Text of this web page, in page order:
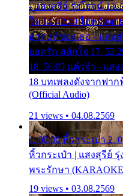
- แสงสุรีย์ รุ่งโรจน์
ใจ 14. 42:49 ไอ้หวังต
ธาตุแท้ของเธอ - แสง
ยอดรัก สลักใจ 17.
18. 56:05 แต๋วจ๋า - แส
18 บทเพลงดังจากฟา
(Official Audio)
21 views • 04.08.2569
1. 00:00 หิ้วกระเป๋า 2.
หิ้วกระเป๋า | แสงสุรีย์
พระรักษา
19 views • 03.08.2569